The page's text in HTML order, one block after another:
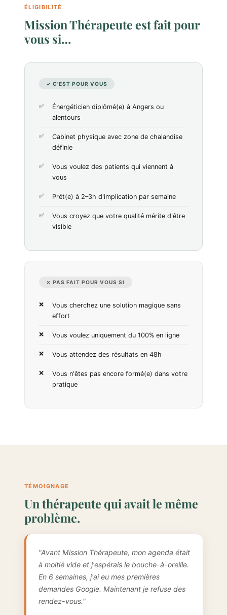
ÉLIGIBILITÉ
Mission Thérapeute est fait pour
vous si…
✓ C'EST POUR VOUS
Énergéticien diplômé(e) à Angers ou
alentours
Cabinet physique avec zone de chalandise
définie
Vous voulez des patients qui viennent à
vous
Prêt(e) à 2–3h d'implication par semaine
Vous croyez que votre qualité mérite d'être
visible
✗ PAS FAIT POUR VOUS SI
Vous cherchez une solution magique sans
effort
Vous voulez uniquement du 100% en ligne
Vous attendez des résultats en 48h
Vous n'êtes pas encore formé(e) dans votre
pratique
TÉMOIGNAGE
Un thérapeute qui avait le même
problème.
"Avant Mission Thérapeute, mon agenda était
à moitié vide et j'espérais le bouche-à-oreille.
En 6 semaines, j'ai eu mes premières
demandes Google. Maintenant je refuse des
rendez-vous."